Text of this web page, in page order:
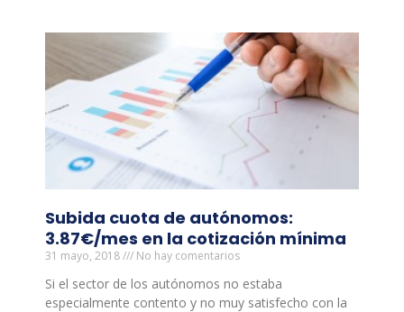
Subida cuota de autónomos:
3.87€/mes en la cotización mínima
31 mayo, 2018 No hay comentarios
Si el sector de los autónomos no estaba
especialmente contento y no muy satisfecho con la